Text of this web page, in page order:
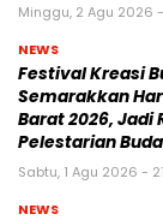
Minggu, 2 Agu 2026 -
NEWS
Festival Kreasi
Semarakkan
Barat 2026, Jadi
Pelestarian
Sabtu, 1 Agu 2026 -
NEWS